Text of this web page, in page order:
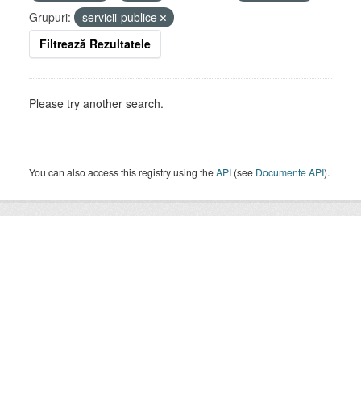
Grupuri:
servicii-publice
Filtrează Rezultatele
Please try another search.
You can also access this registry using theAPI (see Documente API).